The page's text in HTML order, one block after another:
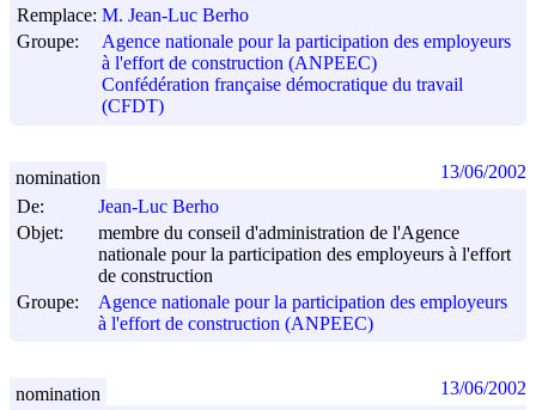
Remplace: M. Jean-Luc Berho
Groupe:
Agence nationale pour la participation des employeurs
à l'effort de construction (ANPEEC)
Confédération française démocratique du travail
(CFDT)
De:
Jean-Luc Berho
Objet:
membre du conseil d'administration de l'Agence
nationale pour la participation des employeurs à l'effort
de construction
Groupe:
Agence nationale pour la participation des employeurs
à l'effort de construction (ANPEEC)
nomination 13/06/2002
nomination 13/06/2002